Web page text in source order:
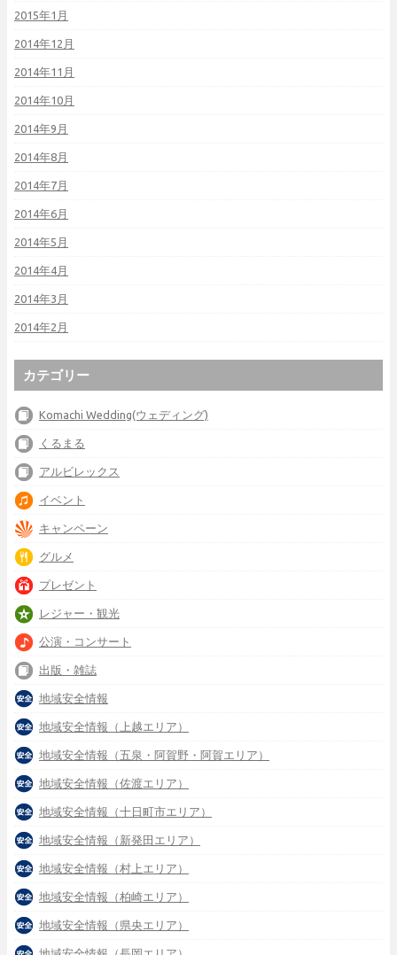
2015年1月
2014年12月
2014年11月
2014年10月
2014年9月
2014年8月
2014年7月
2014年6月
2014年5月
2014年4月
2014年3月
2014年2月
カテゴリー
Komachi Wedding(ウェディング)
くるまる
アルビレックス
イベント
キャンペーン
グルメ
プレゼント
レジャー・観光
公演・コンサート
出版・雑誌
地域安全情報
地域安全情報（上越エリア）
地域安全情報（五泉・阿賀野・阿賀エリア）
地域安全情報（佐渡エリア）
地域安全情報（十日町市エリア）
地域安全情報（新発田エリア）
地域安全情報（村上エリア）
地域安全情報（柏崎エリア）
地域安全情報（県央エリア）